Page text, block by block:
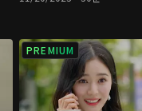
PREMIUM